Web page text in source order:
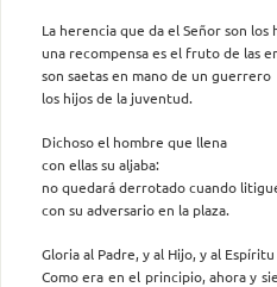
La herencia que da el Señor son los
una recompensa es el fruto de las
son saetas en mano de un guerrero
los hijos de la juventud.
Dichoso el hombre que llena
con ellas su aljaba:
no quedará derrotado cuando
con su adversario en la plaza.
Gloria al Padre, y al Hijo, y al
Como era en el principio, ahora y